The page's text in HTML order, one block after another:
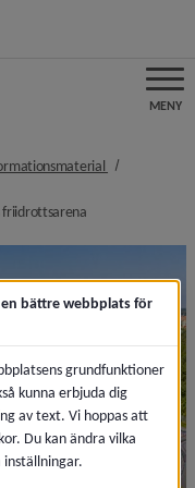
MENY
nivå i
friidrottsarenanivå i
bättre webbplats för
grundfunktioner
kunna erbjuda dig
av text. Vi hoppas att
Du kan ändra vilka
inställningar.